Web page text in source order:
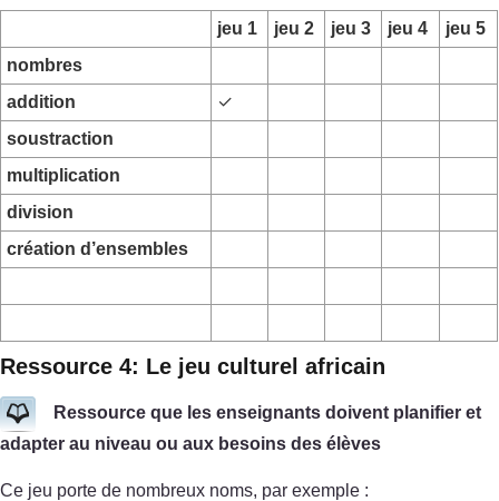
jeu 1 jeu 2 jeu 3 jeu 4
jeu 5
nombres
addition
✓
soustraction
multiplication
division
création d’ensembles
Ressource 4: Le jeu culturel africain
Ressource que les enseignants doivent planifier et
adapter au niveau ou aux besoins des élèves
Ce jeu porte de nombreux noms, par exemple :